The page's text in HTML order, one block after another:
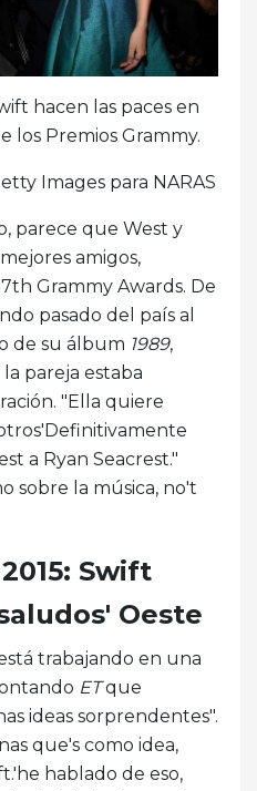
hacen las paces en
los Premios Grammy.
Images para NARAS
parece que West y
amigos,
Grammy Awards. De
pasado del país al
de su álbum 1989,
pareja estaba
"Ella quiere
a Ryan Seacrest."
sobre la música, no't
Swift
Oeste
trabajando en una
ETque
ideas sorprendentes".
que's como idea,
hablado de eso,